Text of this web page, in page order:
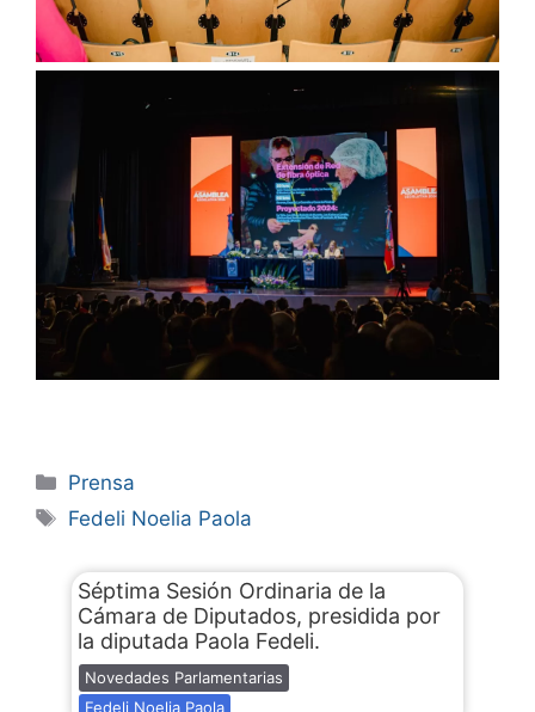
Prensa
Fedeli Noelia Paola
Séptima Sesión Ordinaria de la
Cámara de Diputados, presidida por
la diputada Paola Fedeli.
Novedades Parlamentarias
Fedeli Noelia Paola